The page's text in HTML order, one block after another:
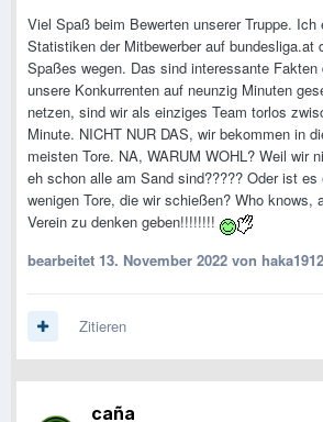
Viel Spaß beim Bewerten unserer Truppe. Ich
Statistiken der Mitbewerber auf bundesliga.at
Spaßes wegen. Das sind interessante Fakten
unsere Konkurrenten auf neunzig Minuten
netzen, sind wir als einziges Team torlos
Minute. NICHT NUR DAS, wir bekommen in
meisten Tore. NA, WARUM WOHL? Weil wir
eh schon alle am Sand sind????? Oder ist es
wenigen Tore, die wir schießen? Who knows,
Verein zu denken geben!!!!!!!!
bearbeitet 13. November 2022 von haka1912
Zitieren
caña